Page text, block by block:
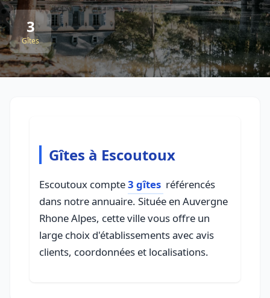
3
Gîtes
Gîtes à Escoutoux
Escoutoux compte3 gîtes référencés
dans notre annuaire. Située en Auvergne
Rhone Alpes, cette ville vous offre un
large choix d'établissements avec avis
clients, coordonnées et localisations.